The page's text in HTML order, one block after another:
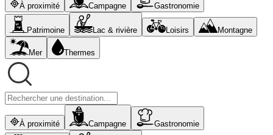
À proximité Campagne Gastronomie
Patrimoine Lac & rivière Loisirs Montagne
Mer Thermes
À proximité Campagne Gastronomie